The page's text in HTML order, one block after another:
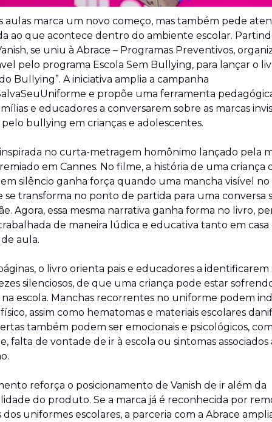
aulas marca um novo começo, mas também pede
ao que acontece dentro do ambiente escolar.
se uniu à Abrace – Programas Preventivos,
pelo programa Escola Sem Bullying, para lançar o
Bullying”. A iniciativa amplia a campanha
e propõe uma ferramenta
e educadores a conversarem sobre as marcas
pelo bullying em crianças e adolescentes.
no curta-metragem homônimo lançado pela
em Cannes. No filme, a história de uma criança
silêncio ganha força quando uma mancha visível no
se transforma no ponto de partida para uma conversa
Agora, essa mesma narrativa ganha forma no livro,
de maneira lúdica e educativa tanto em
de aula.
o livro orienta pais e educadores a identificarem
silenciosos, de que uma criança pode estar
na escola. Manchas recorrentes no uniforme podem
assim como hematomas e materiais escolares
também podem ser emocionais e psicológicos,
falta de vontade de ir à escola ou sintomas associados
reforça o posicionamento de Vanish de ir além da
do produto. Se a marca já é reconhecida por
dos uniformes escolares, a parceria com a Abrace